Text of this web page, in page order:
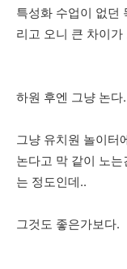
특성화 수업이 없던
리고 오니 큰 차이가
하원 후엔 그냥 논다.
그냥 유치원 놀이터
논다고 막 같이 노
는 정도인데..
그것도 좋은가보다.